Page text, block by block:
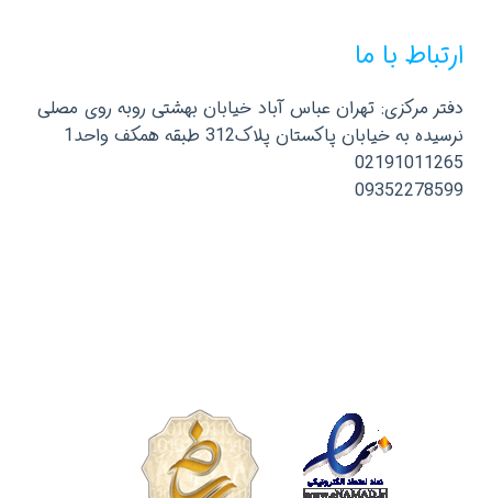
ارتباط با ما
دفتر مرکزی: تهران عباس آباد خیابان بهشتی روبه روی مصلی
نرسیده به خیابان پاکستان پلاک312 طبقه همکف واحد1
02191011265
09352278599